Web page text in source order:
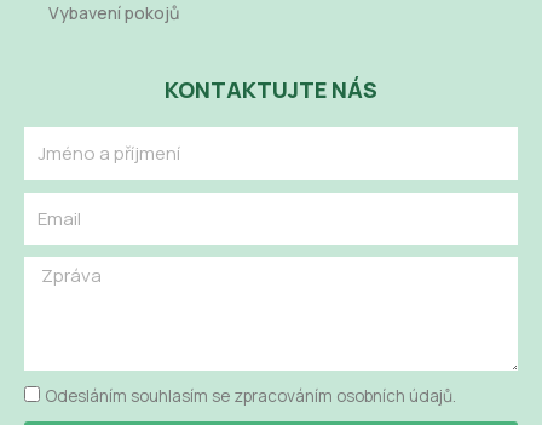
Vybavení pokojů
KONTAKTUJTE NÁS
Message
Odesláním souhlasím se zpracováním osobních údajů.